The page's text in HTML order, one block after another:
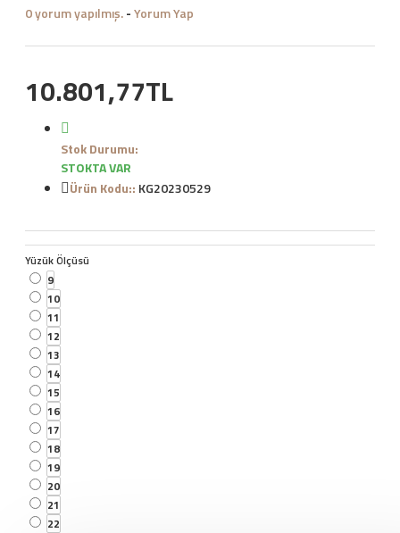
0 yorum yapılmış.-Yorum Yap
10.801,77TL
Stok Durumu:
STOKTA VAR
Ürün Kodu:: KG20230529
Yüzük Ölçüsü
9
10
11
12
13
14
15
16
17
18
19
20
21
22